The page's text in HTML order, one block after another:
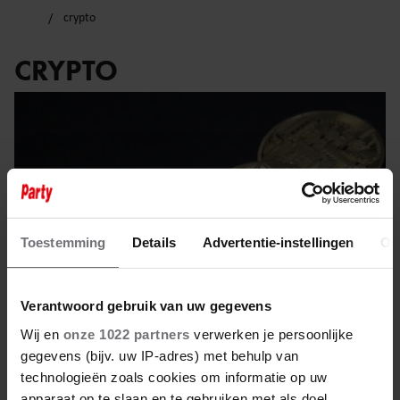
Toestemming Details Advertentie-instellingen
Verantwoord gebruik van uw gegevens
Wij en onze 1022 partners verwerken je persoonlijke
gegevens (bijv. uw IP-adres) met behulp van
technologieën zoals cookies om informatie op uw
crypto
CRYPTO
25 augustus 2022